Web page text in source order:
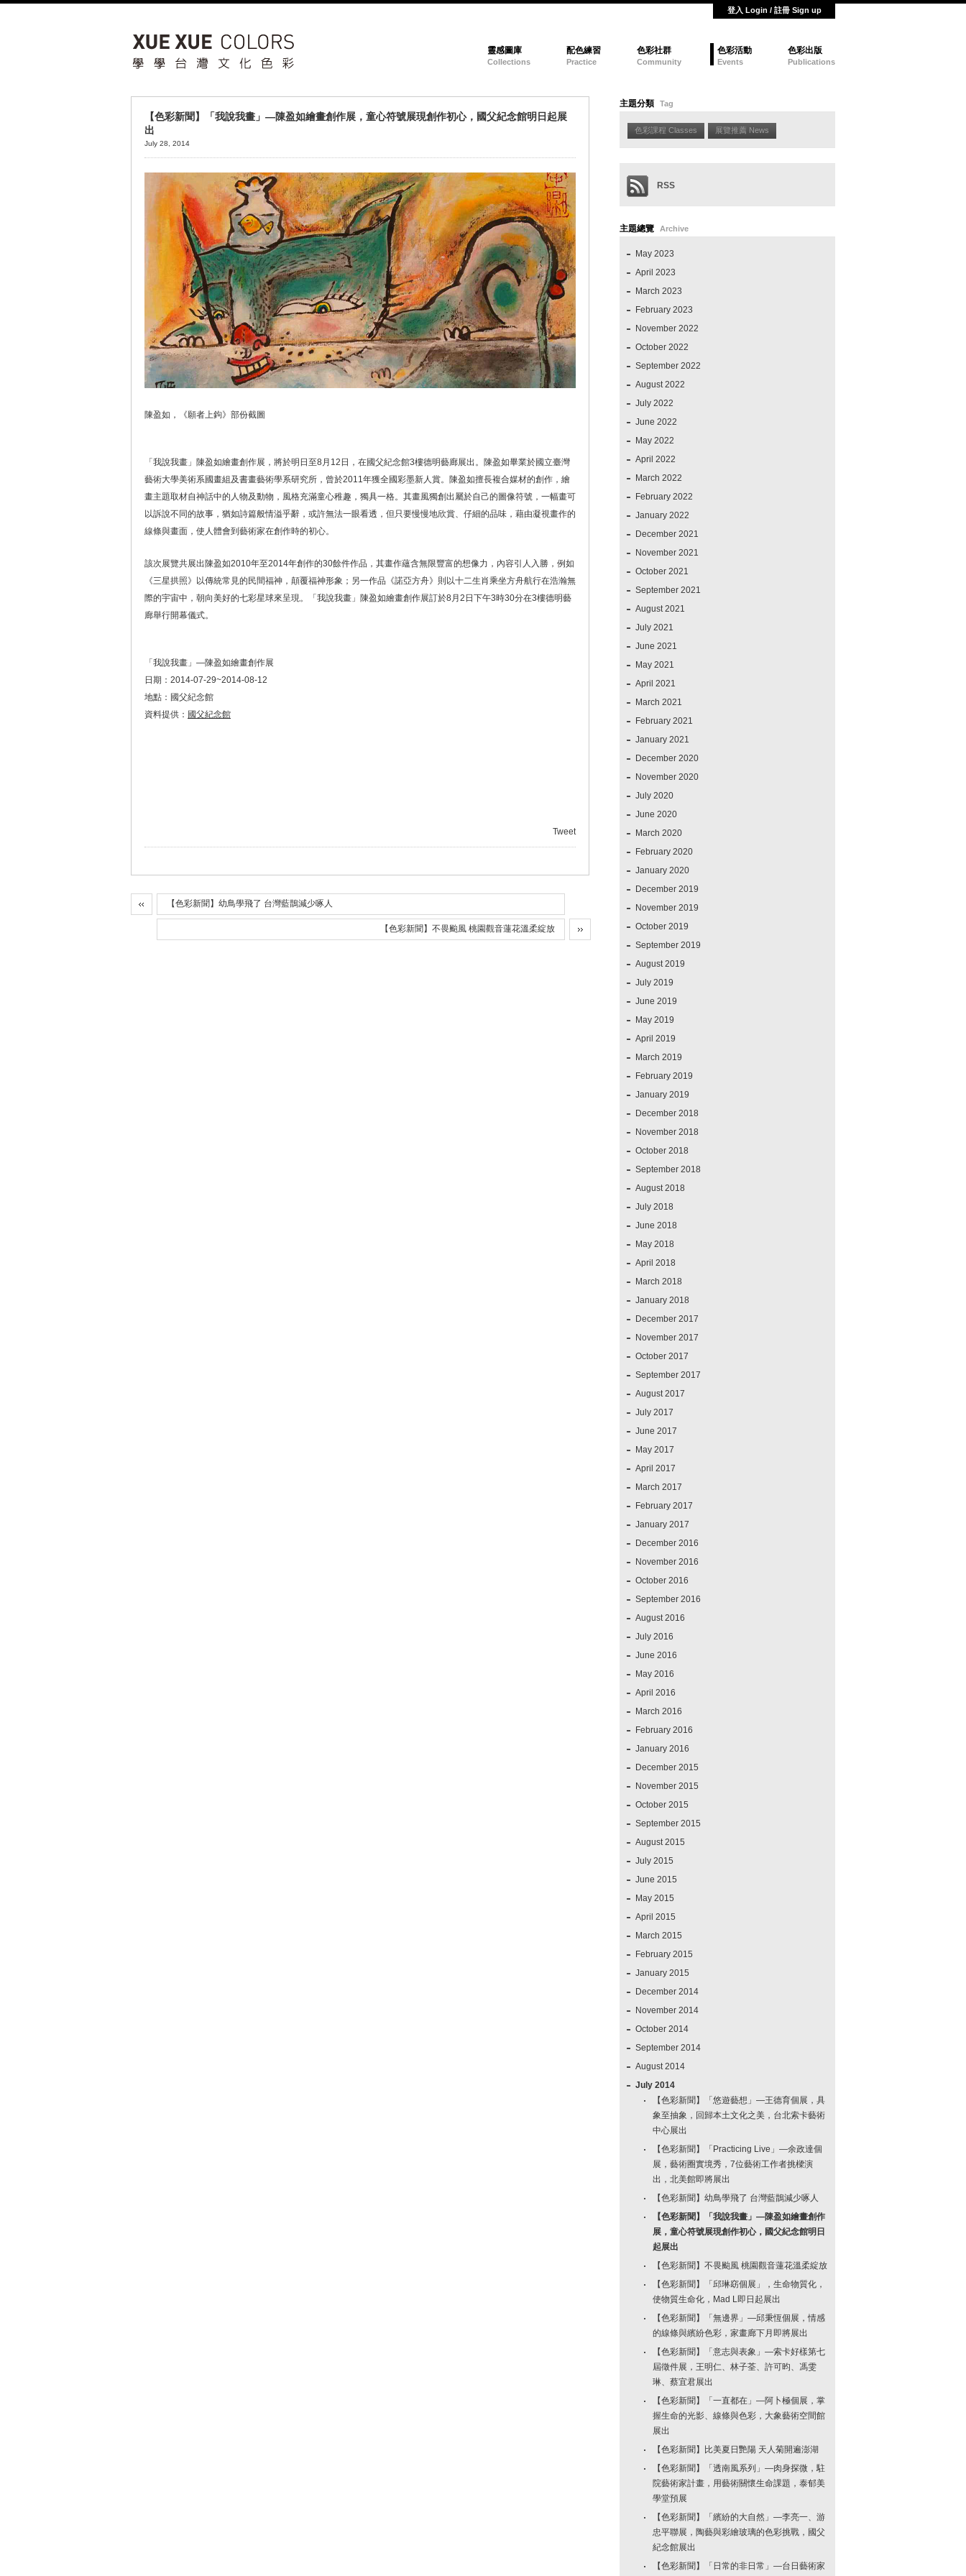
登入 Login / 註冊 Sign up
靈感圖庫
Collections
配色練習
Practice
色彩社群
Community
色彩活動
Events
色彩出版
Publications
【色彩新聞】「我說我畫」—陳盈如繪畫創作展，童心符號展現創作初心，國父紀念館明日起展
出
July 28, 2014
陳盈如，《願者上鉤》部份截圖
「我說我畫」陳盈如繪畫創作展，將於明日至8月12日，在國父紀念館3樓德明藝廊展出。陳盈如畢業於國立臺灣
藝術大學美術系國畫組及書畫藝術學系研究所，曾於2011年獲全國彩墨新人賞。陳盈如擅長複合媒材的創作，繪
畫主題取材自神話中的人物及動物，風格充滿童心稚趣，獨具一格。其畫風獨創出屬於自己的圖像符號，一幅畫可
以訴說不同的故事，猶如詩篇般情溢乎辭，或許無法一眼看透，但只要慢慢地欣賞、仔細的品味，藉由凝視畫作的
線條與畫面，使人體會到藝術家在創作時的初心。
該次展覽共展出陳盈如2010年至2014年創作的30餘件作品，其畫作蘊含無限豐富的想像力，內容引人入勝，例如
《三星拱照》以傳統常見的民間福神，顛覆福神形象；另一作品《諾亞方舟》則以十二生肖乘坐方舟航行在浩瀚無
際的宇宙中，朝向美好的七彩星球來呈現。「我說我畫」陳盈如繪畫創作展訂於8月2日下午3時30分在3樓德明藝
廊舉行開幕儀式。
「我說我畫」—陳盈如繪畫創作展
日期：2014-07-29~2014-08-12
地點：國父紀念館
資料提供： 國父紀念館
Tweet
【色彩新聞】幼鳥學飛了 台灣藍鵲減少啄人
【色彩新聞】不畏颱風 桃園觀音蓮花溫柔綻放
主題分類 Tag
色彩課程 Classes 展覽推薦 News
RSS
主題總覽 Archive
May 2023
April 2023
March 2023
February 2023
November 2022
October 2022
September 2022
August 2022
July 2022
June 2022
May 2022
April 2022
March 2022
February 2022
January 2022
December 2021
November 2021
October 2021
September 2021
August 2021
July 2021
June 2021
May 2021
April 2021
March 2021
February 2021
January 2021
December 2020
November 2020
July 2020
June 2020
March 2020
February 2020
January 2020
December 2019
November 2019
October 2019
September 2019
August 2019
July 2019
June 2019
May 2019
April 2019
March 2019
February 2019
January 2019
December 2018
November 2018
October 2018
September 2018
August 2018
July 2018
June 2018
May 2018
April 2018
March 2018
January 2018
December 2017
November 2017
October 2017
September 2017
August 2017
July 2017
June 2017
May 2017
April 2017
March 2017
February 2017
January 2017
December 2016
November 2016
October 2016
September 2016
August 2016
July 2016
June 2016
May 2016
April 2016
March 2016
February 2016
January 2016
December 2015
November 2015
October 2015
September 2015
August 2015
July 2015
June 2015
May 2015
April 2015
March 2015
February 2015
January 2015
December 2014
November 2014
October 2014
September 2014
August 2014
July 2014
【色彩新聞】「悠遊藝想」—王德育個展，具
象至抽象，回歸本土文化之美，台北索卡藝術
中心展出
【色彩新聞】「Practicing Live」—余政達個
展，藝術圈實境秀，7位藝術工作者挑樑演
出，北美館即將展出
【色彩新聞】幼鳥學飛了 台灣藍鵲減少啄人
【色彩新聞】「我說我畫」—陳盈如繪畫創作
展，童心符號展現創作初心，國父紀念館明日
起展出
【色彩新聞】不畏颱風 桃園觀音蓮花溫柔綻放
【色彩新聞】「邱琳窈個展」，生命物質化，
使物質生命化，Mad L即日起展出
【色彩新聞】「無邊界」—邱秉恆個展，情感
的線條與繽紛色彩，家畫廊下月即將展出
【色彩新聞】「意志與表象」—索卡好樣第七
屆徵件展，王明仁、林子荃、許可昀、馮雯
琳、蔡宜君展出
【色彩新聞】「一直都在」—阿卜極個展，掌
握生命的光影、線條與色彩，大象藝術空間館
展出
【色彩新聞】比美夏日艷陽 天人菊開遍澎湖
【色彩新聞】「透南風系列」—肉身探微，駐
院藝術家計畫，用藝術關懷生命課題，泰郁美
學堂預展
【色彩新聞】「繽紛的大自然」—李亮一、游
忠平聯展，陶藝與彩繪玻璃的色彩挑戰，國父
紀念館展出
【色彩新聞】「日常的非日常」—台日藝術家